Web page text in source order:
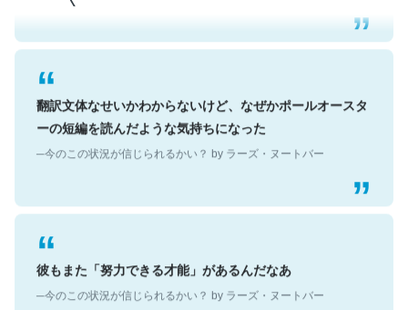
翻訳文体なせいかわからないけど、なぜかポールオースタ
ーの短編を読んだような気持ちになった
─今のこの状況が信じられるかい？ by ラーズ・ヌートバー
彼もまた「努力できる才能」があるんだなあ
─今のこの状況が信じられるかい？ by ラーズ・ヌートバー